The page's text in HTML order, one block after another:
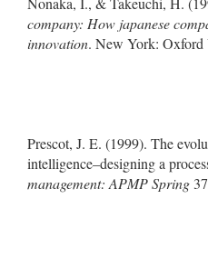
company: How japanese
innovation. New York: Oxford
Prescot, J. E. (1999). The
intelligence–designing a
management: APMP Spring